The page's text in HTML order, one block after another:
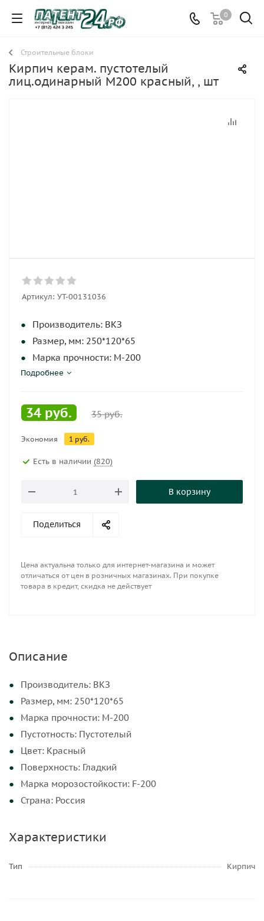
0
Строительные блоки
Кирпич керам. пустотелый
лиц.одинарный М200 красный, , шт
Артикул: УТ-00131036
Производитель: ВКЗ
Размер, мм: 250*120*65
Марка прочности: М-200
Пустотность: Пустотелый
Поверхность: Гладкий
Марка морозостойкости: F-200
Страна: Россия
Подробнее
34 руб. 35руб.
Экономия 1 руб.
Есть в наличии (820)
В корзину
Поделиться
Цена актуальна только для интернет-магазина и может
отличаться от цен в розничных магазинах. При покупке
товара в кредит, скидка не действует
Описание
Производитель: ВКЗ
Размер, мм: 250*120*65
Марка прочности: М-200
Пустотность: Пустотелый
Цвет: Красный
Поверхность: Гладкий
Марка морозостойкости: F-200
Страна: Россия
Характеристики
Тип Кирпич